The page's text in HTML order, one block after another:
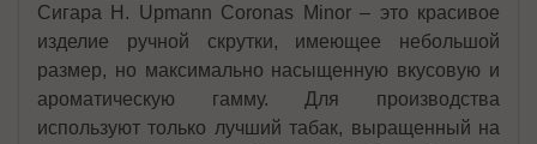
Сигара H. Upmann Coronas Minor – это красивое
изделие ручной скрутки, имеющее небольшой
размер, но максимально насыщенную вкусовую и
ароматическую гамму. Для производства
используют только лучший табак, выращенный на